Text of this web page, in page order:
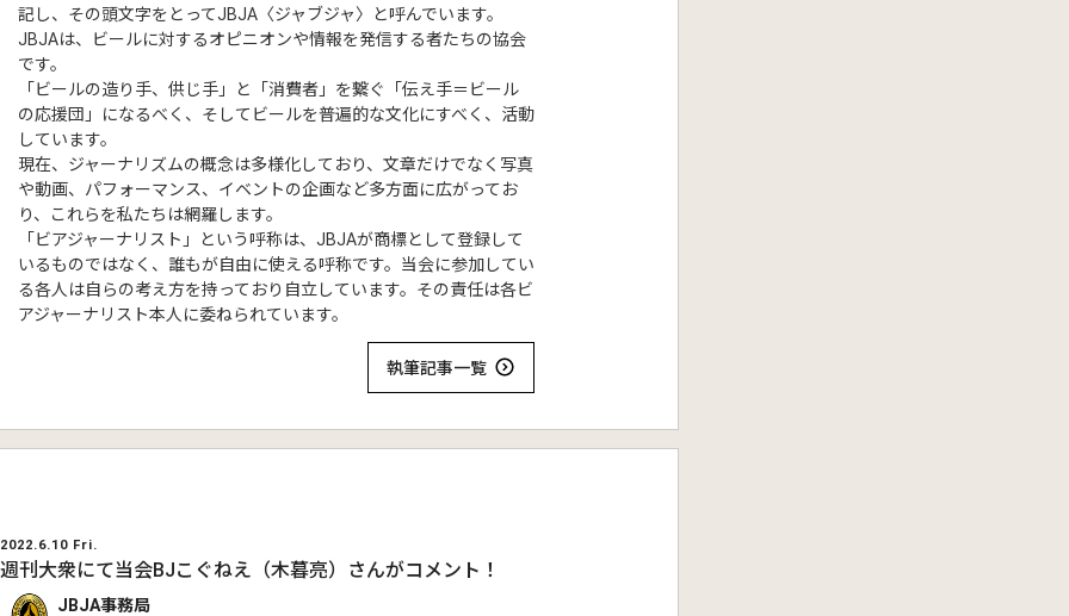
記し、その頭文字をとってJBJA〈ジャブジャ〉と呼んでいます。
JBJAは、ビールに対するオピニオンや情報を発信する者たちの協会
です。
「ビールの造り手、供じ手」と「消費者」を繋ぐ「伝え手＝ビール
の応援団」になるべく、そしてビールを普遍的な文化にすべく、活動
しています。
現在、ジャーナリズムの概念は多様化しており、文章だけでなく写真
や動画、パフォーマンス、イベントの企画など多方面に広がってお
り、これらを私たちは網羅します。
「ビアジャーナリスト」という呼称は、JBJAが商標として登録して
いるものではなく、誰もが自由に使える呼称です。当会に参加してい
る各人は自らの考え方を持っており自立しています。その責任は各ビ
アジャーナリスト本人に委ねられています。
執筆記事一覧
2022.6.10 Fri.
週刊大衆にて当会BJこぐねえ（木暮亮）さんがコメント！
JBJA事務局